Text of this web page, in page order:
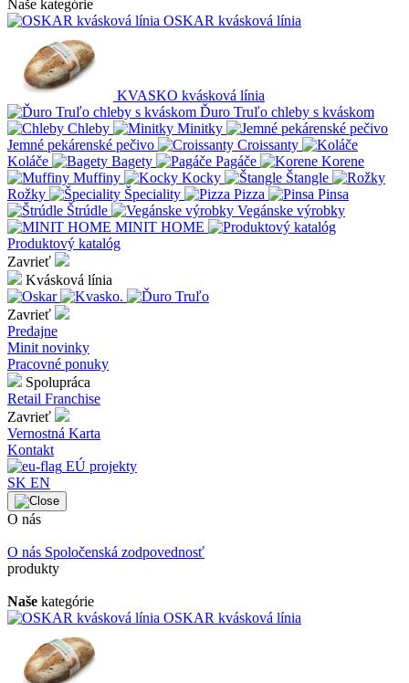
Naše kategórie
OSKAR kvásková línia
KVASKO kvásková línia
Ďuro Truľo chleby s kváskom
Chleby
Minitky
Jemné pekárenské pečivo
Croissanty
Koláče
Bagety Pagáče
Korene
Muffiny
Kocky
Štangle
Rožky
Špeciality Pizza
Pinsa
Štrúdle
Vegánske výrobky
MINIT HOME
Produktový katalóg
Zavrieť
Kvásková línia
Zavrieť
Predajne
Minit novinky
Pracovné ponuky
Spolupráca
Retail Franchise
Zavrieť
Vernostná Karta
Kontakt
EÚ projekty
SK EN
O nás
O nás Spoločenská zodpovednosť
produkty
Naše kategórie
OSKAR kvásková línia